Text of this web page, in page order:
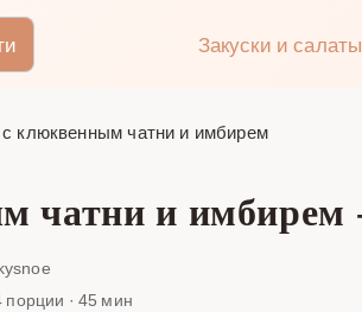
Закуски и салаты
клюквенным чатни и имбирем
чатни и имбирем
порции · 45 мин